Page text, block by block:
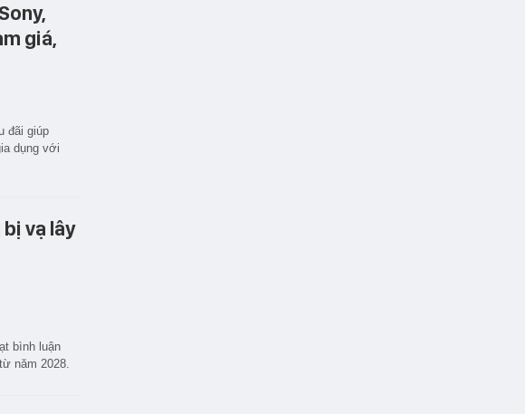
giá,
đãi giúp
dụng với
vạ lây
bình luận
năm 2028.